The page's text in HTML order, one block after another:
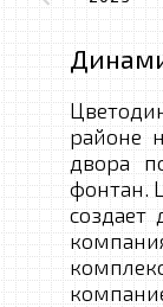
районе
двора
фонтан.